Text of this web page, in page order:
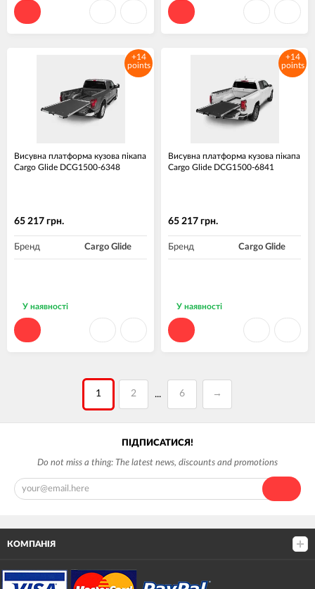
+14
points
Висувна платформа кузова пікапа
Cargo Glide DCG1500-6348
65 217 грн.
Бренд Cargo Glide
У наявності
+14
points
Висувна платформа кузова пікапа
Cargo Glide DCG1500-6841
65 217 грн.
Бренд Cargo Glide
У наявності
1 2 ... 6 →
ПІДПИСАТИСЯ!
Do not miss a thing: The latest news, discounts and promotions
КОМПАНІЯ